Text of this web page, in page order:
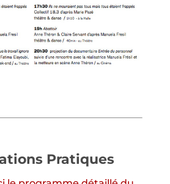
Pratiques